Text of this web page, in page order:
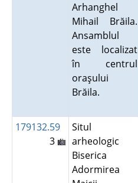
Arhanghel
Mihail Brăila.
Ansamblul
este localizat
în centrul
oraşului
Brăila.
179132.59
3
Situl
arheologic
Biserica
Adormirea